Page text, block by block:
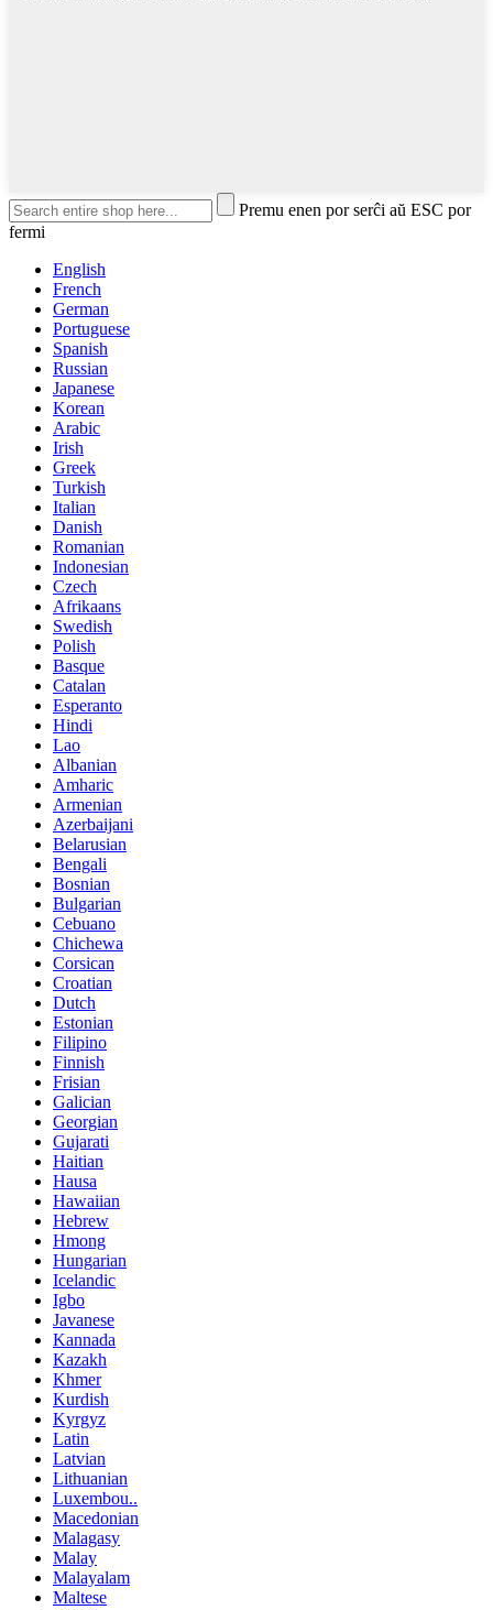
Premu enen por serĉi aŭ ESC por
fermi
English
French
German
Portuguese
Spanish
Russian
Japanese
Korean
Arabic
Irish
Greek
Turkish
Italian
Danish
Romanian
Indonesian
Czech
Afrikaans
Swedish
Polish
Basque
Catalan
Esperanto
Hindi
Lao
Albanian
Amharic
Armenian
Azerbaijani
Belarusian
Bengali
Bosnian
Bulgarian
Cebuano
Chichewa
Corsican
Croatian
Dutch
Estonian
Filipino
Finnish
Frisian
Galician
Georgian
Gujarati
Haitian
Hausa
Hawaiian
Hebrew
Hmong
Hungarian
Icelandic
Igbo
Javanese
Kannada
Kazakh
Khmer
Kurdish
Kyrgyz
Latin
Latvian
Lithuanian
Luxembou..
Macedonian
Malagasy
Malay
Malayalam
Maltese